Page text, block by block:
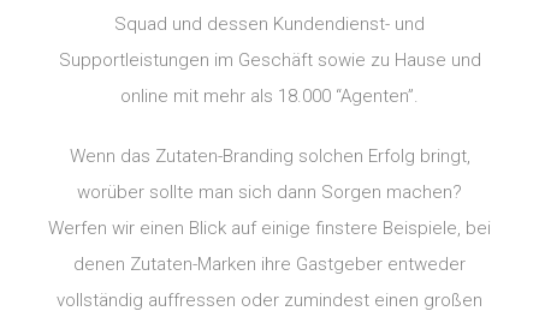
Squad und dessen Kundendienst- und
Supportleistungen im Geschäft sowie zu Hause und
online mit mehr als 18.000 “Agenten”.
Wenn das Zutaten-Branding solchen Erfolg bringt,
worüber sollte man sich dann Sorgen machen?
Werfen wir einen Blick auf einige finstere Beispiele, bei
denen Zutaten-Marken ihre Gastgeber entweder
vollständig auffressen oder zumindest einen großen